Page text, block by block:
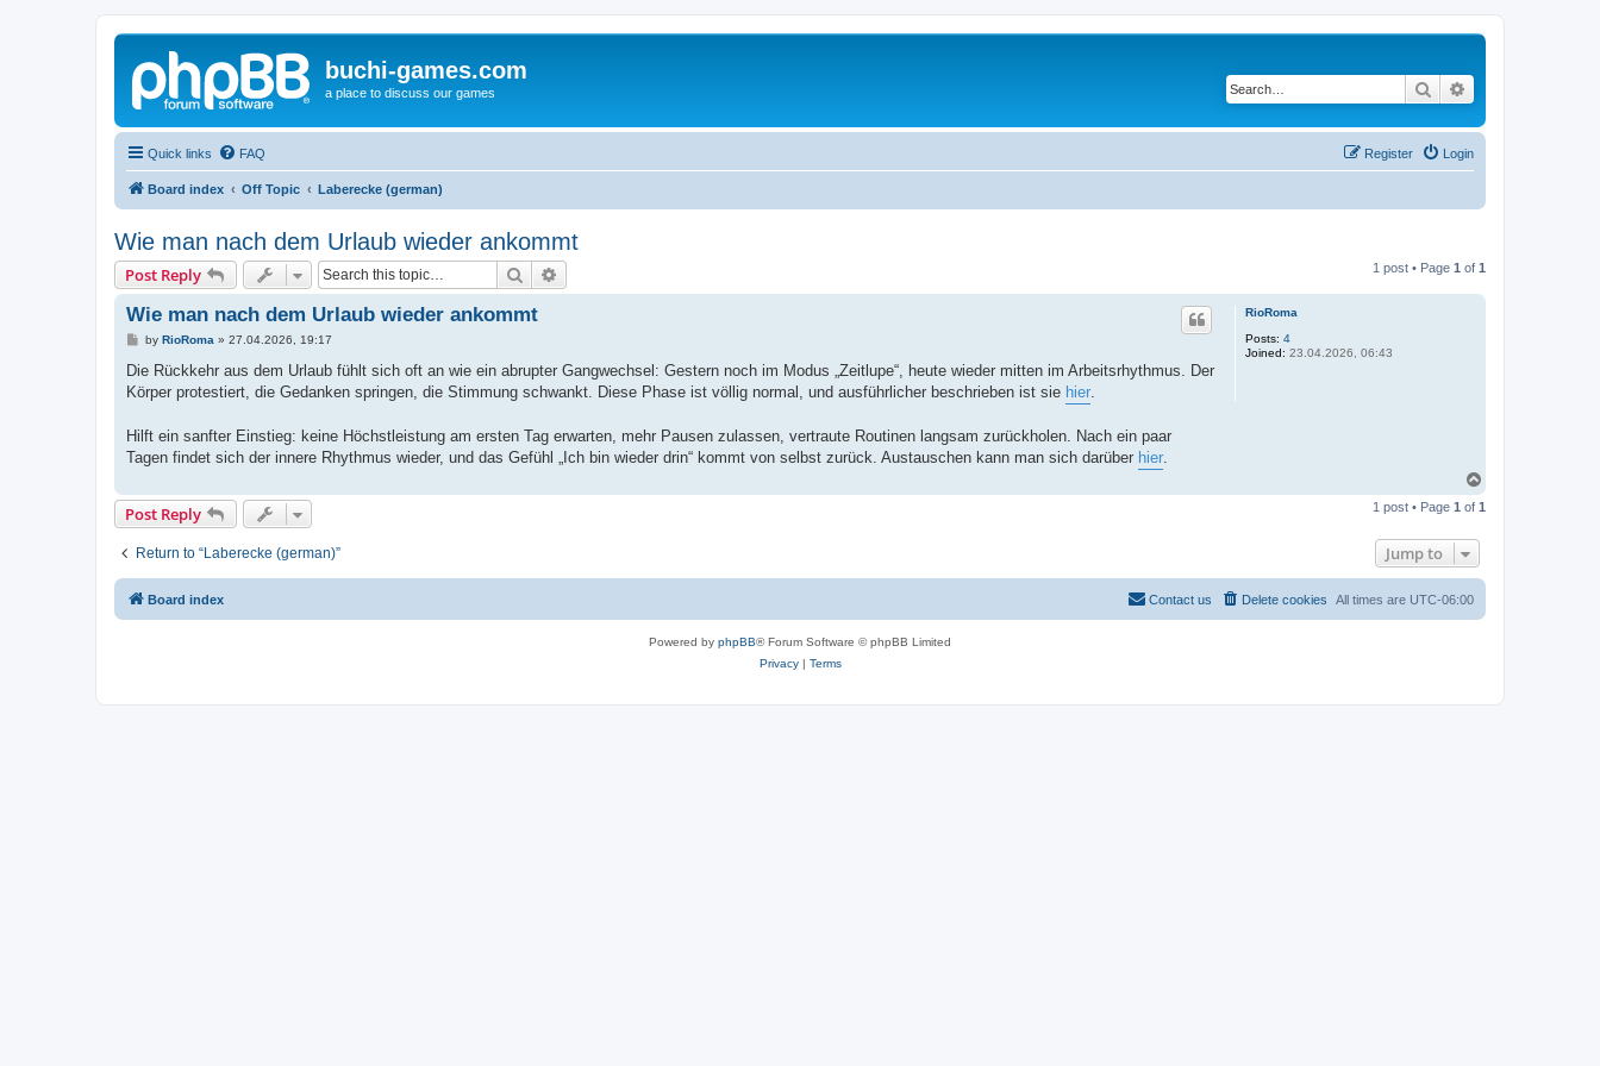
buchi-games.com
a place to discuss our games Search
Quick links FAQ Login
Register
Board index Off Topic Laberecke (german)
Wie man nach dem Urlaub wieder ankommt
Post Reply Search 1 post • Page 1 of 1
RioRoma
Posts: 4
Joined: 23.04.2026, 06:43
Wie man nach dem Urlaub wieder ankommt
P
s
by RioRoma » 27.04.2026, 19:17
Die Rückkehr aus dem Urlaub fühlt sich oft an wie ein abrupter Gangwechsel: Gestern noch im Modus „Zeitlupe“, heute wieder mitten im Arbeitsrhythmus. Der
Körper protestiert, die Gedanken springen, die Stimmung schwankt. Diese Phase ist völlig normal, und ausführlicher beschrieben ist sie hier
Hilft ein sanfter Einstieg: keine Höchstleistung am ersten Tag erwarten, mehr Pausen zulassen, vertraute Routinen langsam zurückholen. Nach ein paar
Tagen findet sich der innere Rhythmus wieder, und das Gefühl „Ich bin wieder drin“ kommt von selbst zurück. Austauschen kann man sich darüber hier
p
Post Reply 1 post • Page 1 of 1
Return to “Laberecke (german)” Jump to
Board index All times are UTC-06:00
Delete cookies
Contact us
Powered by phpBB® Forum Software © phpBB Limited
Privacy| Terms